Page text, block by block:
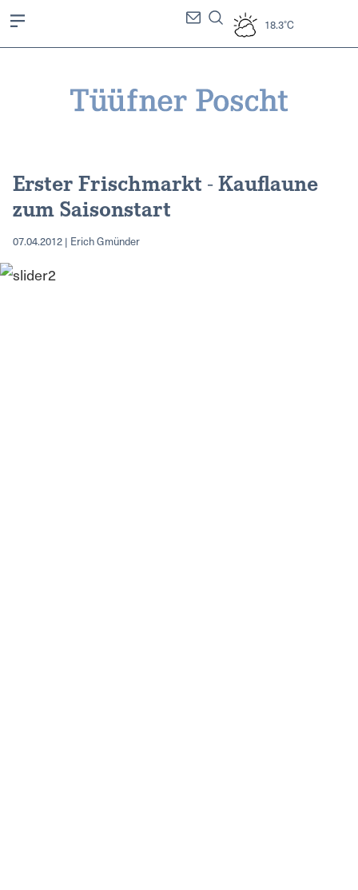
18.3°C
Erster Frischmarkt - Kauflaune
zum Saisonstart
07.04.2012 | Erich Gmünder